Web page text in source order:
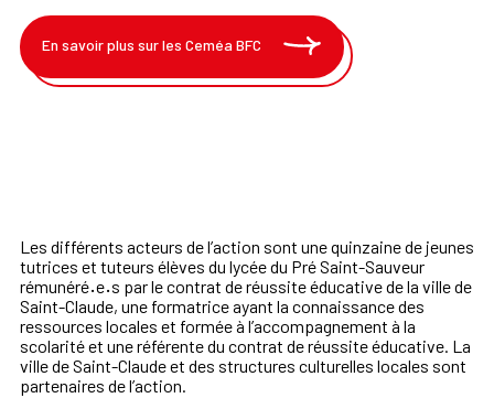
En savoir plus sur les Ceméa BFC
Les différents acteurs de l’action sont une quinzaine de jeunes
tutrices et tuteurs élèves du lycée du Pré Saint-Sauveur
rémunéré·e·s par le contrat de réussite éducative de la ville de
Saint-Claude, une formatrice ayant la connaissance des
ressources locales et formée à l’accompagnement à la
scolarité et une référente du contrat de réussite éducative. La
ville de Saint-Claude et des structures culturelles locales sont
partenaires de l’action.